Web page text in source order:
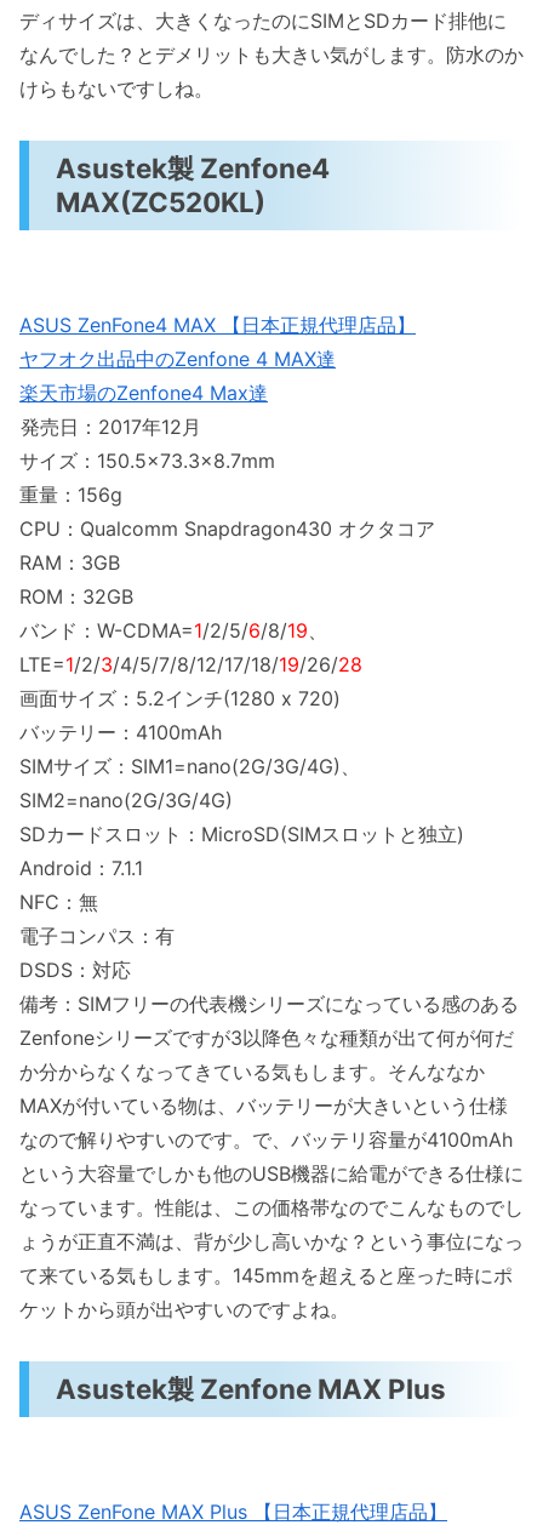
ディサイズは、大きくなったのにSIMとSDカード排他に
なんでした？とデメリットも大きい気がします。防水のか
けらもないですしね。
Asustek製 Zenfone4
MAX(ZC520KL)
ASUS ZenFone4 MAX 【日本正規代理店品】
ヤフオク出品中のZenfone 4 MAX達
楽天市場のZenfone4 Max達
発売日：2017年12月
サイズ：150.5×73.3×8.7mm
重量：156g
CPU：Qualcomm Snapdragon430 オクタコア
RAM：3GB
ROM：32GB
バンド：W-CDMA=1/2/5/6/8/19
LTE=1/2/3/4/5/7/8/12/17/18/19/26/28
画面サイズ：5.2インチ(1280 x 720)
バッテリー：4100mAh
SIMサイズ：SIM1=nano(2G/3G/4G)、
SIM2=nano(2G/3G/4G)
SDカードスロット：MicroSD(SIMスロットと独立)
Android：7.1.1
NFC：無
電子コンパス：有
DSDS：対応
備考：SIMフリーの代表機シリーズになっている感のある
Zenfoneシリーズですが3以降色々な種類が出て何が何だ
か分からなくなってきている気もします。そんななか
MAXが付いている物は、バッテリーが大きいという仕様
なので解りやすいのです。で、バッテリ容量が4100mAh
という大容量でしかも他のUSB機器に給電ができる仕様に
なっています。性能は、この価格帯なのでこんなものでし
ょうが正直不満は、背が少し高いかな？という事位になっ
て来ている気もします。145mmを超えると座った時にポ
ケットから頭が出やすいのですよね。
Asustek製 Zenfone MAX Plus
ASUS ZenFone MAX Plus 【日本正規代理店品】